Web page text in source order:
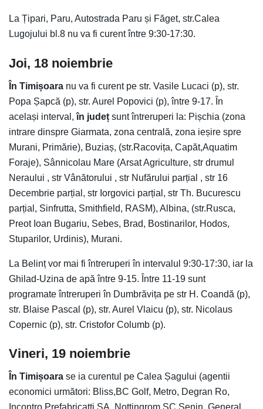
La Țipari, Paru, Autostrada Paru și Făget, str.Calea
Lugojului bl.8 nu va fi curent între 9:30-17:30.
Joi, 18 noiembrie
În Timișoara nu va fi curent pe str. Vasile Lucaci (p), str.
Popa Șapcă (p), str. Aurel Popovici (p), între 9-17. În
același interval,în județ sunt întreruperi la: Pișchia (zona
intrare dinspre Giarmata, zona centrală, zona ieșire spre
Murani, Primărie), Buziaș, (str.Racovița, Capăt,Aquatim
Foraje), Sânnicolau Mare (Arsat Agriculture, str drumul
Neraului , str Vânătorului , str Nufărului parțial , str 16
Decembrie parțial, str Iorgovici parțial, str Th. Bucurescu
parțial, Sinfrutta, Smithfield, RASM), Albina, (str.Rusca,
Preot Ioan Bugariu, Sebes, Brad, Bostinarilor, Hodos,
Stuparilor, Urdinis), Murani.
La Belinț vor mai fi întreruperi în intervalul 9:30-17:30, iar la
Ghilad-Uzina de apă între 9-15. Între 11-19 sunt
programate întreruperi în Dumbrăvița pe str H. Coandă (p),
str. Blaise Pascal (p), str. Aurel Vlaicu (p), str. Nicolaus
Copernic (p), str. Cristofor Columb (p).
Vineri, 19 noiembrie
În Timișoara se ia curentul pe Calea Șagului (agentii
economici următori: Bliss,BC Golf, Metro, Degran Ro,